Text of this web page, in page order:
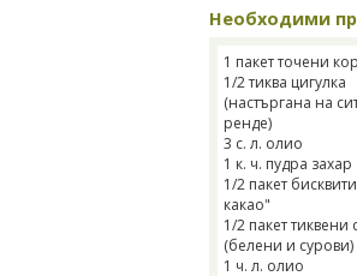
Необходими
1 пакет точени
1/2 тиква цигулка
(настъргана на
ренде)
3 с. л. олио
1 к. ч. пудра захар
1/2 пакет
какао"
1/2 пакет тиквени
(белени и сурови)
1 ч. л. олио